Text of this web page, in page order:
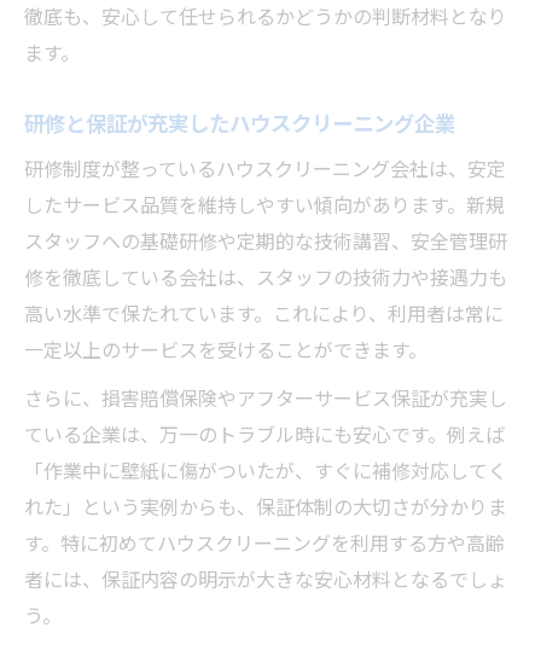
徹底も、安心して任せられるかどうかの判断材料となり
ます。
研修と保証が充実したハウスクリーニング企業
研修制度が整っているハウスクリーニング会社は、安定
したサービス品質を維持しやすい傾向があります。新規
スタッフへの基礎研修や定期的な技術講習、安全管理研
修を徹底している会社は、スタッフの技術力や接遇力も
高い水準で保たれています。これにより、利用者は常に
一定以上のサービスを受けることができます。
さらに、損害賠償保険やアフターサービス保証が充実し
ている企業は、万一のトラブル時にも安心です。例えば
「作業中に壁紙に傷がついたが、すぐに補修対応してく
れた」という実例からも、保証体制の大切さが分かりま
す。特に初めてハウスクリーニングを利用する方や高齢
者には、保証内容の明示が大きな安心材料となるでしょ
う。